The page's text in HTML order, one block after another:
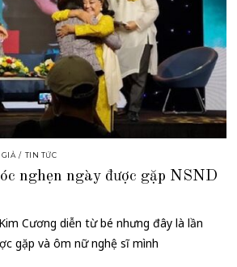
/ TIN TỨC
nghẹn ngày được gặp NSND
Cương diễn từ bé nhưng đây là lần
gặp và ôm nữ nghệ sĩ mình